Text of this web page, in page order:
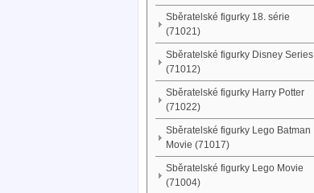
Sběratelské figurky 18. série
(71021)
Sběratelské figurky Disney Series
(71012)
Sběratelské figurky Harry Potter
(71022)
Sběratelské figurky Lego Batman
Movie (71017)
Sběratelské figurky Lego Movie
(71004)